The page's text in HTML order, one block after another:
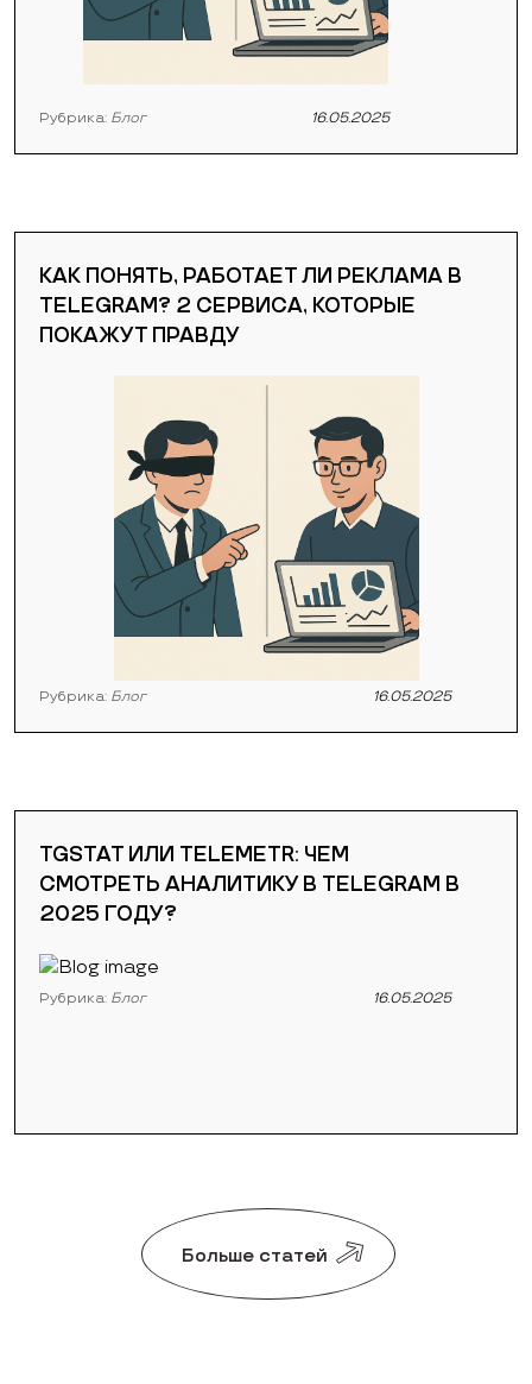
Рубрика: Блог 16.05.2025
КАК ПОНЯТЬ, РАБОТАЕТ ЛИ РЕКЛАМА В
TELEGRAM? 2 СЕРВИСА, КОТОРЫЕ
ПОКАЖУТ ПРАВДУ
Рубрика: Блог 16.05.2025
TGSTAT ИЛИ TELEMETR: ЧЕМ
СМОТРЕТЬ АНАЛИТИКУ В TELEGRAM В
2025 ГОДУ?
Рубрика: Блог 16.05.2025
Больше статей